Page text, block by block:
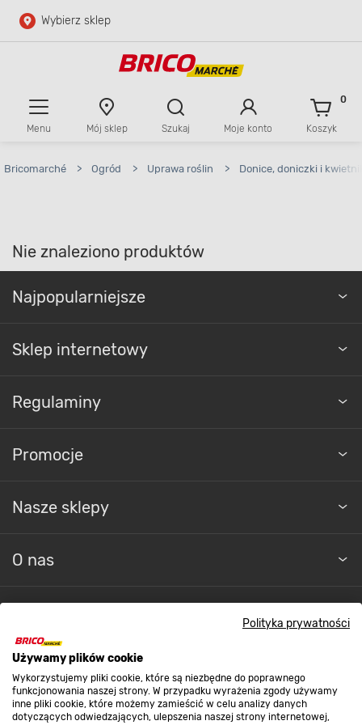
Polityka prywatności
Używamy plików cookie
Wykorzystujemy pliki cookie, które są niezbędne do poprawnego
funkcjonowania naszej strony. W przypadku wyrażenia zgody używamy
inne pliki cookie, które możemy zamieścić w celu analizy danych
dotyczących odwiedzających, ulepszenia naszej strony internetowej,
Przejdź do głównej zawartości
Wybierz sklep
Menu Mój sklep Szukaj Moje konto Koszyk
0
Bricomarché > Ogród > Uprawa roślin > Donice, doniczki i
Nie znaleziono produktów
Najpopularniejsze
Sklep internetowy
Regulaminy
Promocje
Nasze sklepy
O nas
Strefa biznesu